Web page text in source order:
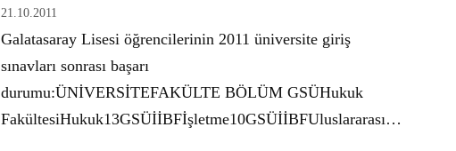
21.10.2011
Galatasaray Lisesi öğrencilerinin 2011 üniversite giriş
sınavları sonrası başarı
durumu:ÜNİVERSİTEFAKÜLTE BÖLÜM GSÜHukuk
FakültesiHukuk13GSÜİİBFİşletme10GSÜİİBFUluslararası…